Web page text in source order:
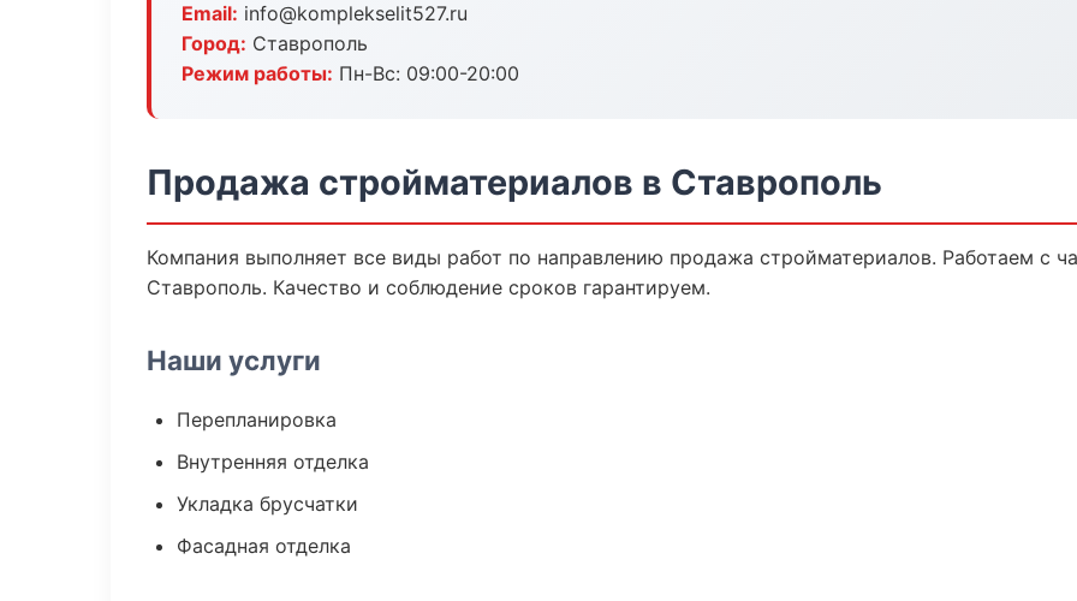
Email: info@komplekselit527.ru
Город: Ставрополь
Режим работы: Пн-Вс: 09:00-20:00
Продажа стройматериалов в Ставрополь
Компания выполняет все виды работ по направлению продажа стройматериалов. Работаем с
Ставрополь. Качество и соблюдение сроков гарантируем.
Наши услуги
Перепланировка
Внутренняя отделка
Укладка брусчатки
Фасадная отделка